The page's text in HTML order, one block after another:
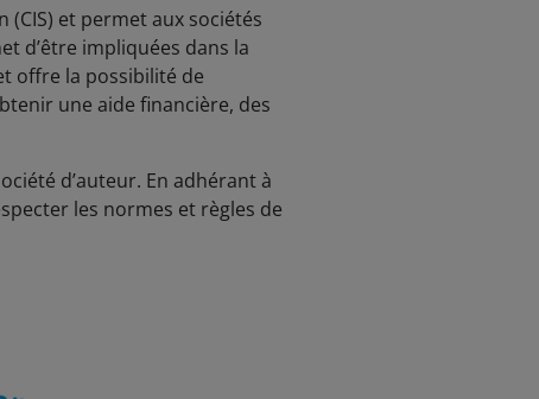
(CIS) et permet aux sociétés
d’être impliquées dans la
offre la possibilité de
une aide financière, des
d’auteur. En adhérant à
les normes et règles de